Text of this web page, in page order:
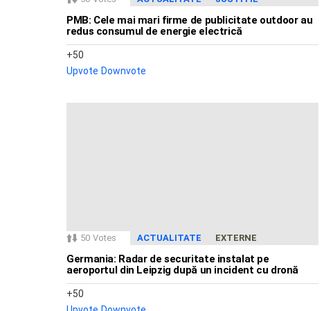
PMB: Cele mai mari firme de publicitate outdoor au
redus consumul de energie electrică
50
Upvote Downvote
50 Votes ACTUALITATE EXTERNE
Germania: Radar de securitate instalat pe
aeroportul din Leipzig după un incident cu dronă
50